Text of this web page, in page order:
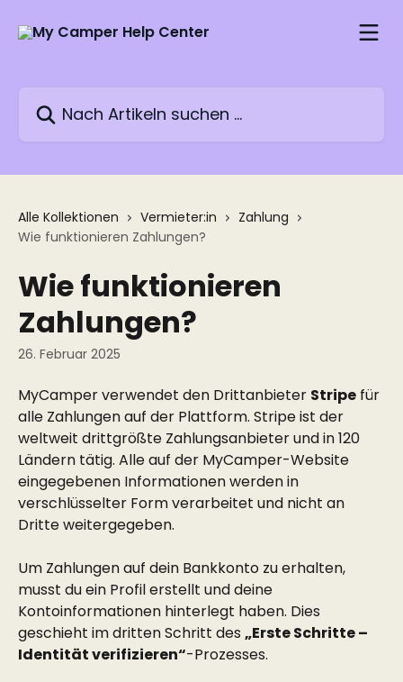
Alle Kollektionen Vermieter:in
Zahlung
Wie funktionieren Zahlungen?
Wie funktionieren
Zahlungen?
26. Februar 2025
MyCamper verwendet den Drittanbieter Stripe für
alle Zahlungen auf der Plattform. Stripe ist der
weltweit drittgrößte Zahlungsanbieter und in 120
Ländern tätig. Alle auf der MyCamper-Website
eingegebenen Informationen werden in
verschlüsselter Form verarbeitet und nicht an
Dritte weitergegeben.
Um Zahlungen auf dein Bankkonto zu erhalten,
musst du ein Profil erstellt und deine
Kontoinformationen hinterlegt haben. Dies
geschieht im dritten Schritt des „Erste Schritte –
Identität verifizieren“-Prozesses.